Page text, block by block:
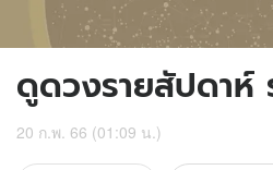
ดูดวงรายสัปดาห์
20 ก.พ. 66 (01:09 น.)